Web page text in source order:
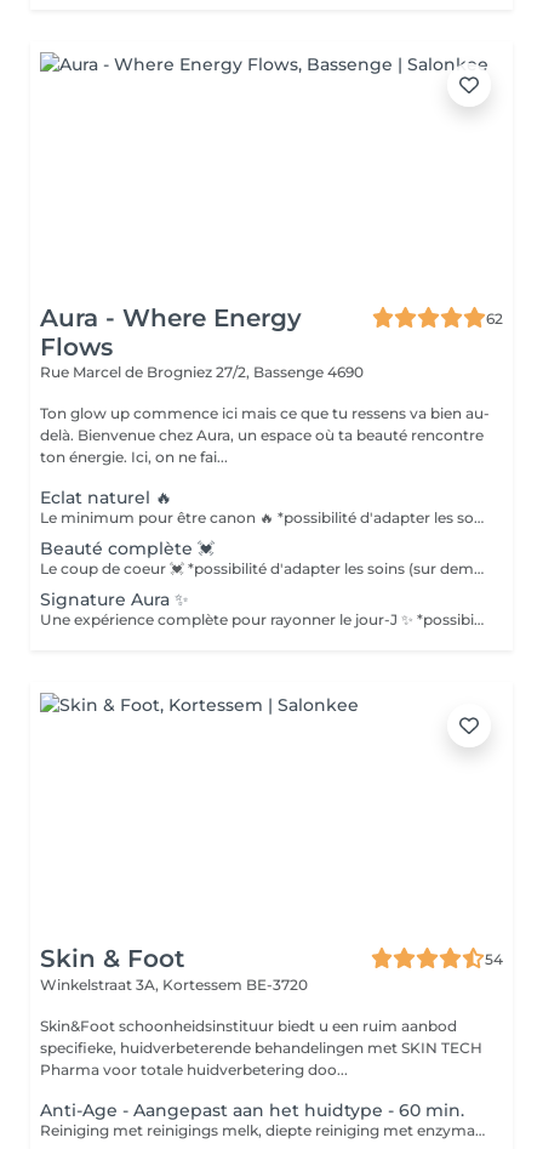
Aura - Where Energy
Flows
62
Rue Marcel de Brogniez 27/2, Bassenge 4690
Ton glow up commence ici mais ce que tu ressens va bien au-
delà. Bienvenue chez Aura, un espace où ta beauté rencontre
ton énergie. Ici, on ne fai...
Eclat naturel 🔥
Le minimum pour être canon 🔥 *possibilité d'adapter les soins (sur demande) si pas de disponibilités pour convenir à ton jour-j, contacte-moi : 0478/160.807
Beauté complète 💓
Le coup de coeur 💓 *possibilité d'adapter les soins (sur demande) si pas de disponibilités pour convenir à ton jour-j, contacte-moi : 0478/160.807
Signature Aura ✨
Une expérience complète pour rayonner le jour-J ✨ *possibilité d'adapter les soins (sur demande) si pas de disponibilités pour convenir à ton jour-j, contacte-moi : 0478/160.807
Skin & Foot
54
Winkelstraat 3A, Kortessem BE-3720
Skin&Foot schoonheidsinstituur biedt u een ruim aanbod
specifieke, huidverbeterende behandelingen met SKIN TECH
Pharma voor totale huidverbetering doo...
Anti-Age - Aangepast aan het huidtype - 60 min.
Reiniging met reinigings melk, diepte reiniging met enzymatische peeling OF microbermabrasie, epilatie wenkbrauwen, bindweefsel massage met aangepaaste masker OF mesotherapie, ampul, dag/nacht créme. Alles naar de behoefte van uw huid.